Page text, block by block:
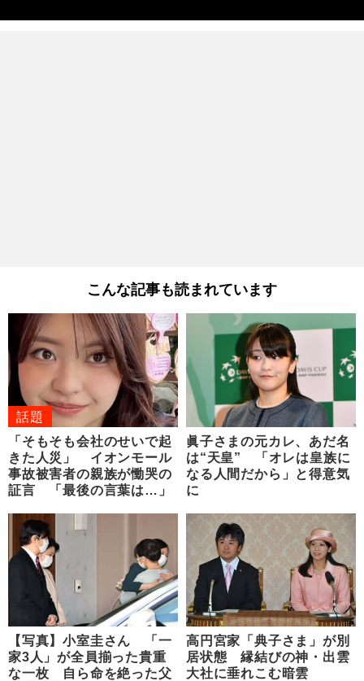
こんな記事も読まれています
話題
「そもそも会社のせいで起
きた人災」 イオンモール
事故被害者の親族が慟哭の
証言 「最後の言葉は…」
眞子さまの元カレ、あだ名
は“天皇” 「オレは皇族に
なる人間だから」と得意気
に
【写真】小室圭さん 「一
家3人」が全員揃った貴重
な一枚 自ら命を絶った父
高円宮家「典子さま」が別
居状態 縁結びの神・出雲
大社に垂れこむ暗雲